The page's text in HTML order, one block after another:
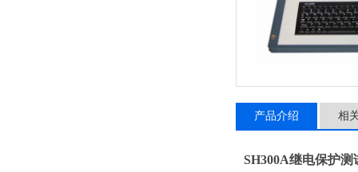
产品介绍 相
SH300A继电保护测